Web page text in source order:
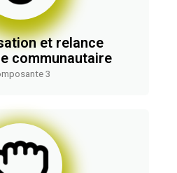
et relance
communautaire
3